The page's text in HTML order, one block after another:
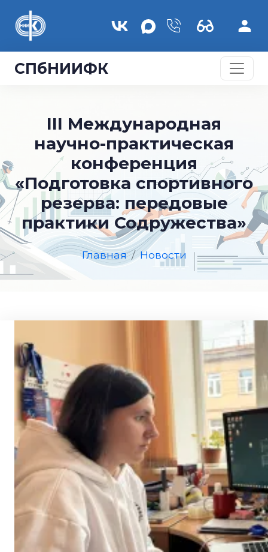
СПбНИИФК
III Международная
научно-практическая
конференция
«Подготовка спортивного
резерва: передовые
практики Содружества»
Главная Новости